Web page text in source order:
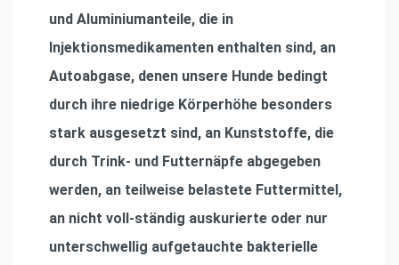
und Aluminiumanteile, die in
Injektionsmedikamenten enthalten sind, an
Autoabgase, denen unsere Hunde bedingt
durch ihre niedrige Körperhöhe besonders
stark ausgesetzt sind, an Kunststoffe, die
durch Trink- und Futternäpfe abgegeben
werden, an teilweise belastete Futtermittel,
an nicht voll-ständig auskurierte oder nur
unterschwellig aufgetauchte bakterielle